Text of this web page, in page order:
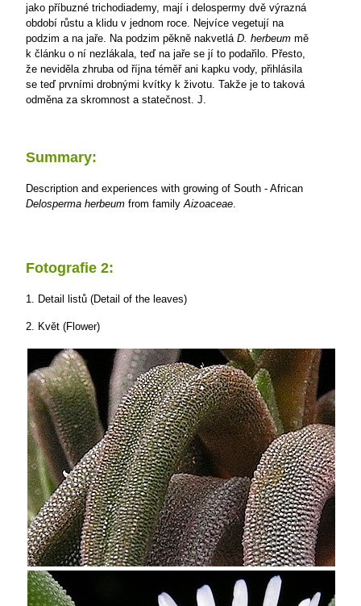
jako příbuzné trichodiademy, mají i delospermy dvě výrazná
období růstu a klidu v jednom roce. Nejvíce vegetují na
podzim a na jaře. Na podzim pěkně nakvetlá D. herbeum mě
k článku o ní nezlákala, teď na jaře se jí to podařilo. Přesto,
že neviděla zhruba od října téměř ani kapku vody, přihlásila
se teď prvními drobnými kvítky k životu. Takže je to taková
odměna za skromnost a statečnost. J.
Summary:
Description and experiences with growing of South - African
Delosperma herbeum from familyAizoaceae.
Fotografie 2:
1. Detail listů (Detail of the leaves)
2. Květ (Flower)